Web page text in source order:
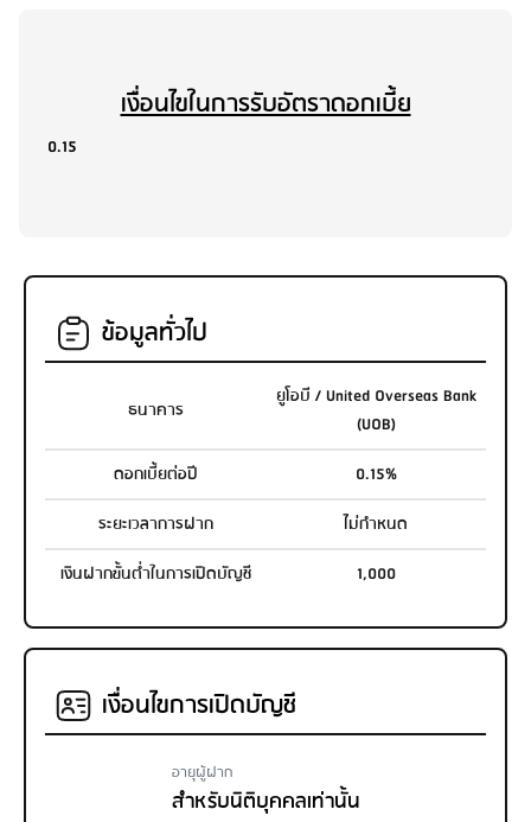
เงื่อนไขในการรับอัตราดอกเบี้ย
0.15
ข้อมูลทั่วไป
ธนาคาร
ยูโอบี / United Overseas Bank
(UOB)
ดอกเบี้ยต่อปี
0.15%
ระยะเวลาการฝาก
ไม่กำหนด
เงินฝากขั้นต่ำในการเปิดบัญชี
1,000
เงื่อนไขการเปิดบัญชี
อายุผู้ฝาก
สำหรับนิติบุคคลเท่านั้น